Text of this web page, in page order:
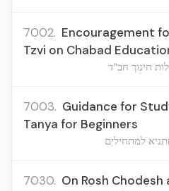
7002. Encouragement
Tzvi on Chabad
חינוך חב"ד
7003. Guidance for
Tanya for Beginners
למתחילים
7030. On Rosh